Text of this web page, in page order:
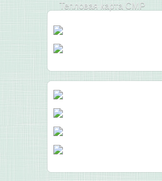
Тепловая карта СМР